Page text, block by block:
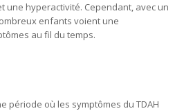
une hyperactivité. Cependant, avec un
enfants voient une
au fil du temps.
période où les symptômes du TDAH